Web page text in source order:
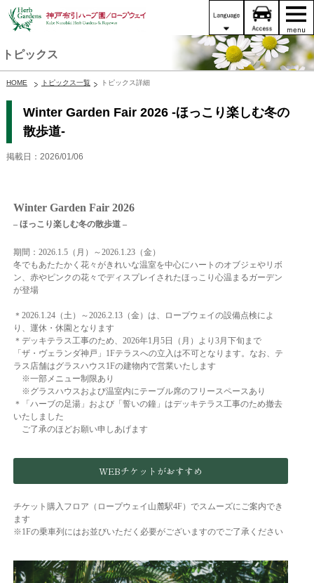
トピックス
HOME トピックス一覧 トピックス詳細
Winter Garden Fair 2026 -ほっこり楽しむ冬の
散歩道-
掲載日：2026/01/06
Winter Garden Fair 2026
– ほっこり楽しむ冬の散歩道 –
期間：2026.1.5（月）～2026.1.23（金）
冬でもあたたかく花々がきれいな温室を中心にハートのオブジェやリボ
ン、赤やピンクの花々でディスプレイされたほっこり心温まるガーデン
が登場
＊2026.1.24（土）～2026.2.13（金）は、ロープウェイの設備点検によ
り、運休・休園となります
＊デッキテラス工事のため、2026年1月5日（月）より3月下旬まで
「ザ・ヴェランダ神戸」1Fテラスへの立入は不可となります。なお、テ
ラス店舗はグラスハウス1Fの建物内で営業いたします
※一部メニュー制限あり
※グラスハウスおよび温室内にテーブル席のフリースペースあり
＊「ハーブの足湯」および「誓いの鐘」はデッキテラス工事のため撤去
いたしました
ご了承のほどお願い申しあげます
WEBチケットがおすすめ
チケット購入フロア（ロープウェイ山麓駅4F）でスムーズにご案内でき
ます
※1Fの乗車列にはお並びいただく必要がございますのでご了承ください